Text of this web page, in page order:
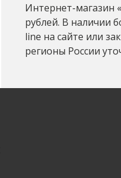
Интернет-магазин
рублей. В наличии
line на сайте или
регионы России